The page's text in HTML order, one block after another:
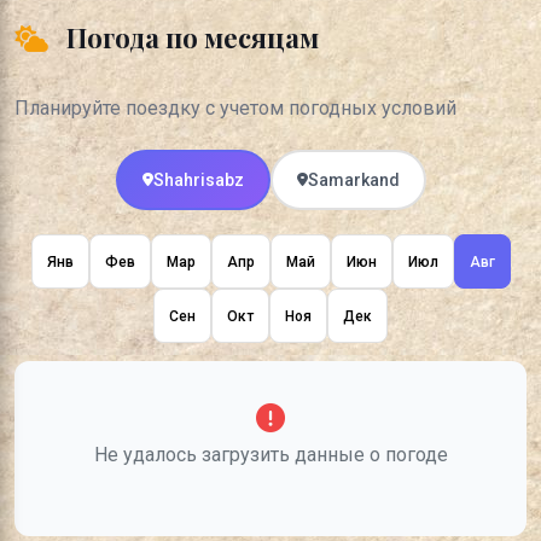
Погода по месяцам
Планируйте поездку с учетом погодных условий
Shahrisabz Samarkand
Янв Фев Мар Апр Май Июн Июл Авг
Сен Окт Ноя Дек
Не удалось загрузить данные о погоде